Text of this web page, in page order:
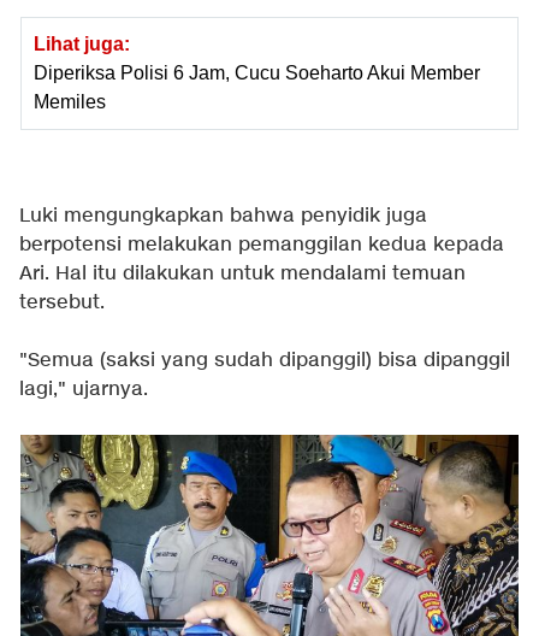
Lihat juga:
Diperiksa Polisi 6 Jam, Cucu Soeharto Akui Member
Memiles
Luki mengungkapkan bahwa penyidik juga
berpotensi melakukan pemanggilan kedua kepada
Ari. Hal itu dilakukan untuk mendalami temuan
tersebut.
"Semua (saksi yang sudah dipanggil) bisa dipanggil
lagi," ujarnya.